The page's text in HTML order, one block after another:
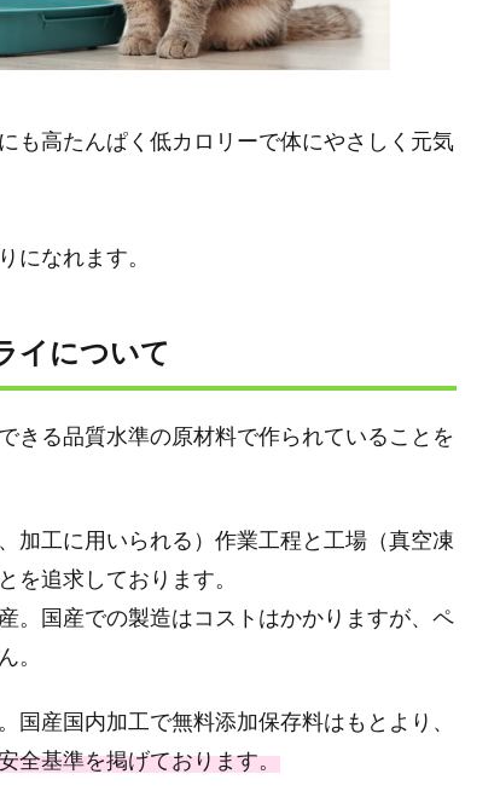
も高たんぱく低カロリーで体にやさしく元気
になれます。
イについて
きる品質⽔準の原材料で作られていることを
加⼯に⽤いられる）作業工程と⼯場（真空凍
を追求しております。
。国産での製造はコストはかかりますが、ペ
。
産国内加工で無料添加保存料はもとより、
全基準を掲げております。